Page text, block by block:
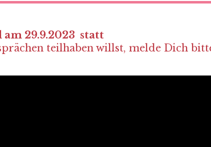
am 29.9.2023 statt
teilhaben willst, melde Dich